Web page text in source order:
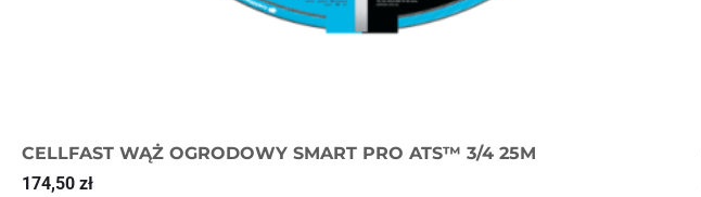
CELLFAST WĄŻ OGRODOWY SMART PRO ATS™ 3/4 25M
174,50 zł